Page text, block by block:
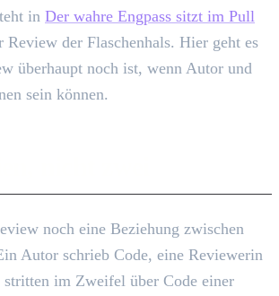
in Der wahre Engpass sitzt im Pull
Review der Flaschenhals. Hier geht es
überhaupt noch ist, wenn Autor und
sein können.
noch eine Beziehung zwischen
Autor schrieb Code, eine Reviewerin
stritten im Zweifel über Code einer